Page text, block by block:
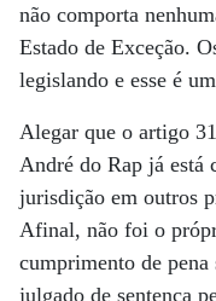
não comporta
Estado de Exceção.
legislando e esse é
Alegar que o artigo
André do Rap já está
jurisdição em outros
Afinal, não foi o
cumprimento de
julgado de sentença